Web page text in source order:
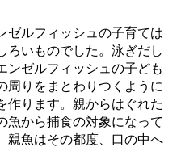
ルフィッシュの子育ては
ろいものでした。泳ぎだし
ンゼルフィッシュの子ども
周りをまとわりつくように
作ります。親からはぐれた
魚から捕食の対象になって
親魚はその都度、口の中へ